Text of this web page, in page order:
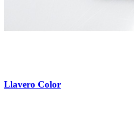
Llavero Color